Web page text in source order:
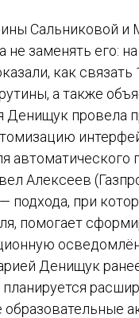
Сальниковой и
не заменять его:
как
а также
Денищук провела
автоматического
Алексеев
подхода, при
помогает
Денищук